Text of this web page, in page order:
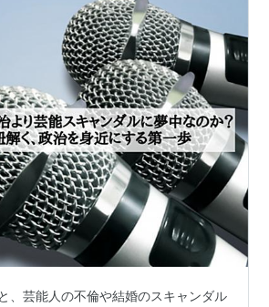
、芸能人の不倫や結婚のスキャンダル